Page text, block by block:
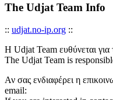
The Udjat Team Info
:: udjat.no-ip.org ::
Η Udjat Team ευθύνεται για
The Udjat Team is
Αν σας ενδιαφέρει η
email: